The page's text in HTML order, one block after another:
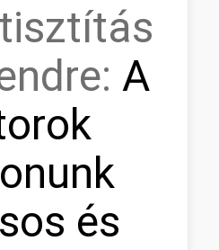
A
és